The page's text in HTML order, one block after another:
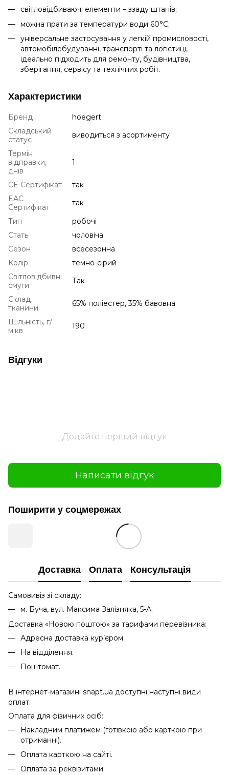
світловідбиваючі елементи – ззаду штанів;
можна прати за температури води 60°C;
універсальне застосування у легкій промисловості,
автомобілебудуванні, транспорті та логістиці,
ідеально підходить для ремонту, будівництва,
зберігання, сервісу та технічних робіт.
Характеристики
Бренд
hoegert
Складський
статус
виводиться з асортименту
Термін
відправки,
днів
1
CE Сертифікат
так
EAC
Сертифікат
так
Тип
робочі
Стать
чоловіча
Сезон
всесезонна
Колір
темно-сірий
Світловідбивні
смуги
Так
Склад
тканини
65% поліестер, 35% бавовна
Щільність, г/
м.кв
190
Відгуки
Додайте перший відгук
Написати відгук
Поширити у соцмережах
Доставка Оплата Консультація
Самовивіз зі складу:
м. Буча, вул. Максима Залізняка, 5-А.
Доставка «Новою поштою» за тарифами перевізника:
Адресна доставка кур’єром.
На відділення.
Поштомат.
В інтернет-магазині snapt.ua доступні наступні види
оплат:
Оплата для фізичних осіб:
Накладним платижем (готівкою або карткою при
отриманні).
Оплата карткою на сайті.
Оплата за реквізитами.